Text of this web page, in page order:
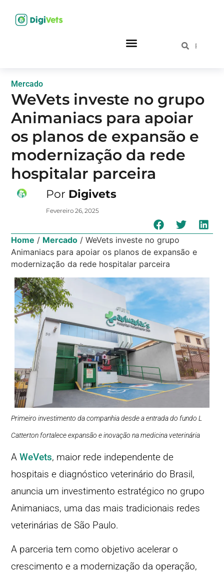
Mercado
WeVets investe no grupo
Animaniacs para apoiar
os planos de expansão e
modernização da rede
hospitalar parceira
Por Digivets
Fevereiro 26, 2025
Home / Mercado /WeVets investe no grupo
Animaniacs para apoiar os planos de expansão e
modernização da rede hospitalar parceira
Primeiro investimento da companhia desde a entrada do fundo L
Catterton fortalece expansão e inovação na medicina veterinária
AWeVets, maior rede independente de
hospitais e diagnóstico veterinário do Brasil,
anuncia um investimento estratégico no grupo
Animaniacs, uma das mais tradicionais redes
veterinárias de São Paulo.
A parceria tem como objetivo acelerar o
crescimento e a modernização da operação,